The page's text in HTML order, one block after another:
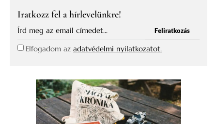
Iratkozz fel a hírlevelünkre!
Elfogadom az adatvédelmi nyilatkozatot.
Feliratkozás